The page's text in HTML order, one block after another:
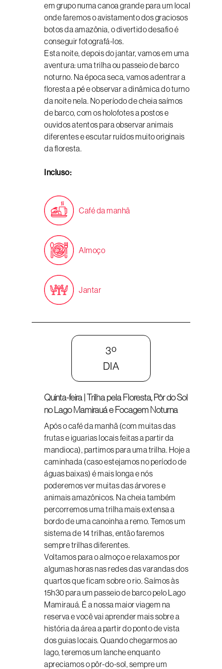
em grupo numa canoa grande para um local
onde faremos o avistamento dos graciosos
botos da amazônia, o divertido desafio é
conseguir fotografá-los.
Esta noite, depois do jantar, vamos em uma
aventura: uma trilha ou passeio de barco
noturno. Na época seca, vamos adentrar a
floresta a pé e observar a dinâmica do turno
da noite nela. No período de cheia saímos
de barco, com os holofotes a postos e
ouvidos atentos para observar animais
diferentes e escutar ruídos muito originais
da floresta.
Incluso:
Café da manhã
Almoço
Jantar
3º
DIA
Quinta-feira | Trilha pela Floresta, Pôr do Sol
no Lago Mamirauá e Focagem Noturna
Após o café da manhã (com muitas das
frutas e iguarias locais feitas a partir da
mandioca), partimos para uma trilha. Hoje a
caminhada (caso estejamos no período de
águas baixas) é mais longa e nós
poderemos ver muitas das árvores e
animais amazônicos. Na cheia também
percorremos uma trilha mais extensa a
bordo de uma canoinha a remo. Temos um
sistema de 14 trilhas, então faremos
sempre trilhas diferentes.
Voltamos para o almoço e relaxamos por
algumas horas nas redes das varandas dos
quartos que ficam sobre o rio. Saímos às
15h30 para um passeio de barco pelo Lago
Mamirauá. É a nossa maior viagem na
reserva e você vai aprender mais sobre a
história da área a partir do ponto de vista
dos guias locais. Quando chegarmos ao
lago, teremos um lanche enquanto
apreciamos o pôr-do-sol, sempre um